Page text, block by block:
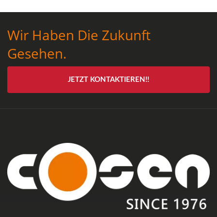
Wir Haben Die Zukunft
Gesehen.
JETZT KONTAKTIEREN!!